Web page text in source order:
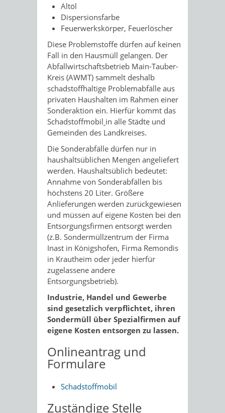
Altöl
Dispersionsfarbe
Feuerwerkskörper, Feuerlöscher
Diese Problemstoffe dürfen auf keinen
Fall in den Hausmüll gelangen. Der
Abfallwirtschaftsbetrieb Main-Tauber-
Kreis (AWMT) sammelt deshalb
schadstoffhaltige Problemabfälle aus
privaten Haushalten im Rahmen einer
Sonderaktion ein. Hierfür kommt das
Schadstoffmobil in alle Städte und
Gemeinden des Landkreises.
Die Sonderabfälle dürfen nur in
haushaltsüblichen Mengen angeliefert
werden. Haushaltsüblich bedeutet:
Annahme von Sonderabfällen bis
höchstens 20 Liter. Größere
Anlieferungen werden zurückgewiesen
und müssen auf eigene Kosten bei den
Entsorgungsfirmen entsorgt werden
(z.B. Sondermüllzentrum der Firma
Inast in Königshofen, Firma Remondis
in Krautheim oder jeder hierfür
zugelassene andere
Entsorgungsbetrieb).
Industrie, Handel und Gewerbe
sind gesetzlich verpflichtet, ihren
Sondermüll über Spezialfirmen auf
eigene Kosten entsorgen zu lassen.
Onlineantrag und
Formulare
Schadstoffmobil
Zuständige Stelle